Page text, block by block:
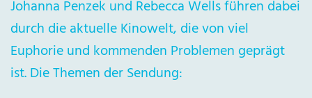
Johanna Penzek und Rebecca Wells führen dabei
durch die aktuelle Kinowelt, die von viel
Euphorie und kommenden Problemen geprägt
ist. Die Themen der Sendung: